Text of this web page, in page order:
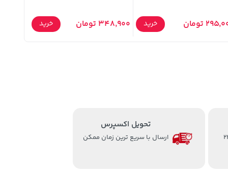
تومان خرید 348,900 تومان خرید
8 الی 24
تحویل اکسپرس
ارسال با سریع ترین زمان ممکن